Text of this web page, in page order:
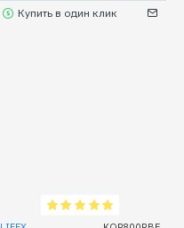
Купить в один клик